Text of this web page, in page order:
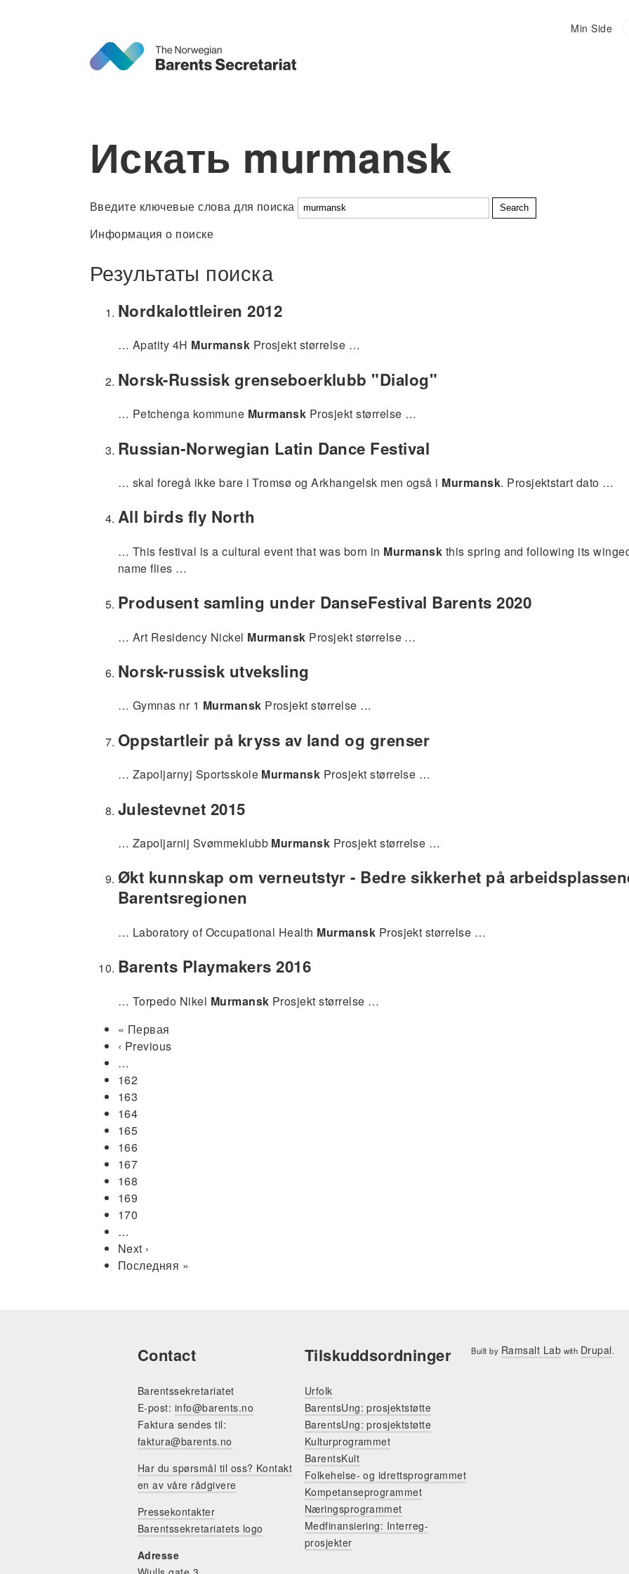
Min Side
Искать murmansk
Введите ключевые слова для поиска
Информация о поиске
Результаты поиска
Nordkalottleiren 2012
… Apatity 4H Murmansk Prosjekt størrelse …
Norsk-Russisk grenseboerklubb "Dialog"
… Petchenga kommune Murmansk Prosjekt størrelse …
Russian‐Norwegian Latin Dance Festival
… skal foregå ikke bare i Tromsø og Arkhangelsk men også i Murmansk. Prosjektstart dato …
All birds fly North
… This festival is a cultural event that was born in Murmansk this spring and following its
name flies …
Produsent samling under DanseFestival Barents 2020
… Art Residency Nickel Murmansk Prosjekt størrelse …
Norsk-russisk utveksling
… Gymnas nr 1 Murmansk Prosjekt størrelse …
Oppstartleir på kryss av land og grenser
… Zapoljarnyj Sportsskole Murmansk Prosjekt størrelse …
Julestevnet 2015
… Zapoljarnij Svømmeklubb Murmansk Prosjekt størrelse …
Økt kunnskap om verneutstyr - Bedre sikkerhet på
Barentsregionen
… Laboratory of Occupational Health Murmansk Prosjekt størrelse …
Barents Playmakers 2016
… Torpedo Nikel Murmansk Prosjekt størrelse …
Нумерация
страниц
Первая
страница
« Первая
Предыдущая
страница
‹ Previous
…
Page
162
Page
163
Page
164
Page
165
Текущая
страница
166
Page
167
Page
168
Page
169
Page
170
…
Следующая
страница
Next ›
Последняя
Последняя »
Contact
Barentssekretariatet
E-post: info@barents.no
Faktura sendes til:
faktura@barents.no
Har du spørsmål til oss? Kontakt
en av våre rådgivere
Pressekontakter
Barentssekretariatets logo
Adresse
Tilskuddsordninger
Urfolk
BarentsUng: prosjektstøtte
BarentsUng: prosjektstøtte
Kulturprogrammet
BarentsKult
Folkehelse- og idrettsprogrammet
Kompetanseprogrammet
Næringsprogrammet
Medfinansiering: Interreg-
prosjekter
Built by Ramsalt Lab with Drupal.